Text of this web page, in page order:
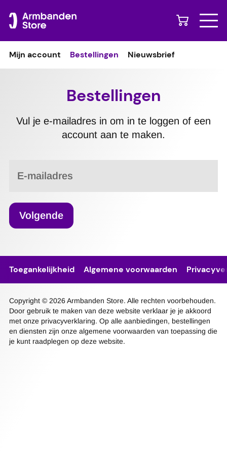
Mijn account Bestellingen Nieuwsbrief
Bestellingen
Vul je e-mailadres in om in te loggen of een
account aan te maken.
E-mailadres
Volgende
Toegankelijkheid Algemene voorwaarden
Copyright © 2026 Armbanden Store. Alle rechten voorbehouden.
Door gebruik te maken van deze website verklaar je je akkoord
met onze privacyverklaring. Op alle aanbiedingen, bestellingen
en diensten zijn onze algemene voorwaarden van toepassing die
je kunt raadplegen op deze website.